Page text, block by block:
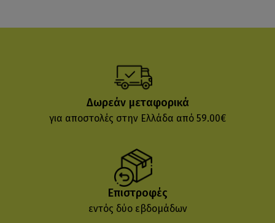
Δωρεάν μεταφορικά
για αποστολές στην Ελλάδα από 59.00€
Επιστροφές
εντός δύο εβδομάδων